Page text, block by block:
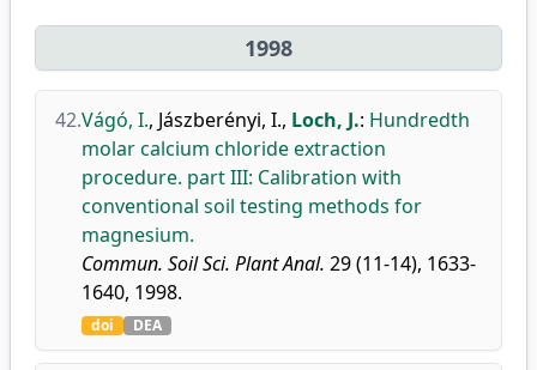
1998
42.Vágó, I., Jászberényi, I., Loch, J.: Hundredth
molar calcium chloride extraction
procedure. part III: Calibration with
conventional soil testing methods for
magnesium.
Commun. Soil Sci. Plant Anal. 29 (11-14), 1633-
1640, 1998.
doi DEA